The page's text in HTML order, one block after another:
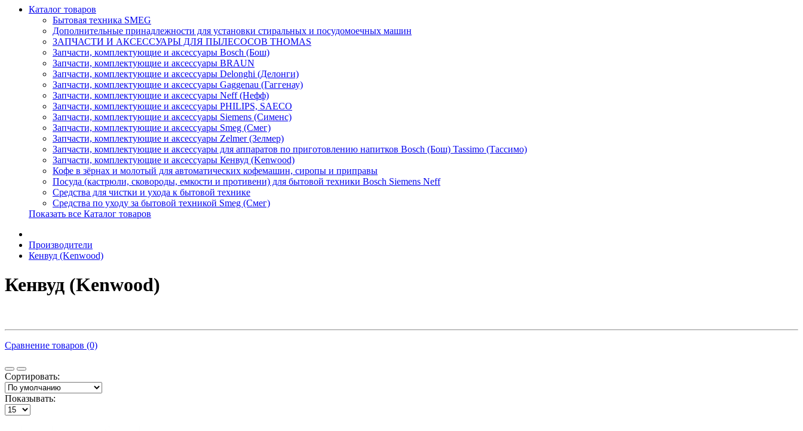
Каталог товаров
Бытовая техника SMEG
Дополнительные принадлежности для установки стиральных и посудомоечных машин
ЗАПЧАСТИ И АКСЕССУАРЫ ДЛЯ ПЫЛЕСОСОВ THOMAS
Запчасти, комплектующие и аксессуары Bosch (Бош)
Запчасти, комплектующие и аксессуары BRAUN
Запчасти, комплектующие и аксессуары Delonghi (Делонги)
Запчасти, комплектующие и аксессуары Gaggenau (Гаггенау)
Запчасти, комплектующие и аксессуары Neff (Нефф)
Запчасти, комплектующие и аксессуары PHILIPS, SAECO
Запчасти, комплектующие и аксессуары Siemens (Сименс)
Запчасти, комплектующие и аксессуары Smeg (Смег)
Запчасти, комплектующие и аксессуары Zelmer (Зелмер)
Запчасти, комплектующие и аксессуары для аппаратов по приготовлению напитков Bosch (Бош) Tassimo (Тассимо)
Запчасти, комплектующие и аксессуары Кенвуд (Kenwood)
Кофе в зёрнах и молотый для автоматических кофемашин, сиропы и приправы
Посуда (кастрюли, сковороды, емкости и противени) для бытовой техники Bosch Siemens Neff
Средства для чистки и ухода к бытовой технике
Средства по уходу за бытовой техникой Smeg (Смег)
Показать все Каталог товаров
Производители
Кенвуд (Kenwood)
Кенвуд (Kenwood)
Сравнение товаров (0)
Сортировать:
Показывать: